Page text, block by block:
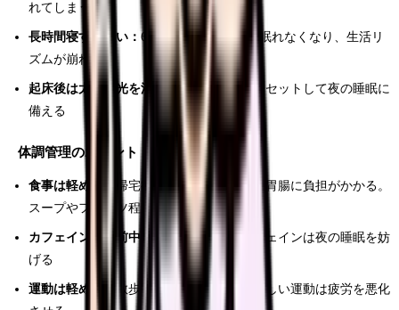
れてしまう
長時間寝すぎない： 6時間以上寝ると夜に眠れなくなり、生活リ
ズムが崩れる
起床後は太陽の光を浴びる：
体内時計をリセットして夜の睡眠に
備える
体調管理のポイント
食事は軽めに：
帰宅後に重い食事を取ると胃腸に負担がかかる。
スープやフルーツ程度に
カフェインは午前中まで：
午後以降のカフェインは夜の睡眠を妨
げる
運動は軽めに：
散歩やストレッチ程度。激しい運動は疲労を悪化